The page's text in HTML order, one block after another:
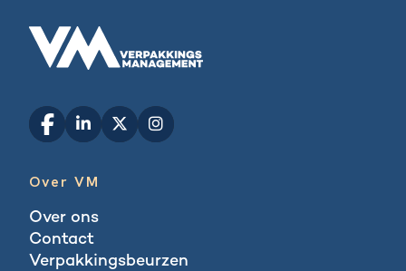
Over VM
Over ons
Contact
Verpakkingsbeurzen